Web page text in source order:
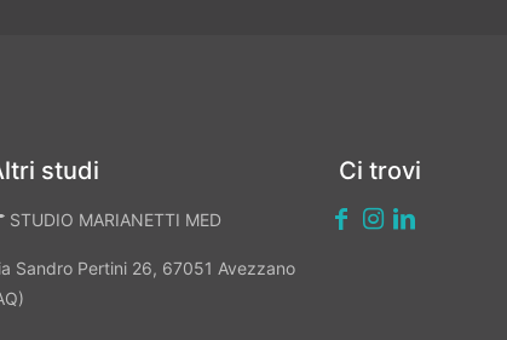
studi
STUDIO MARIANETTI MED
Sandro Pertini 26, 67051 Avezzano
Ci trovi